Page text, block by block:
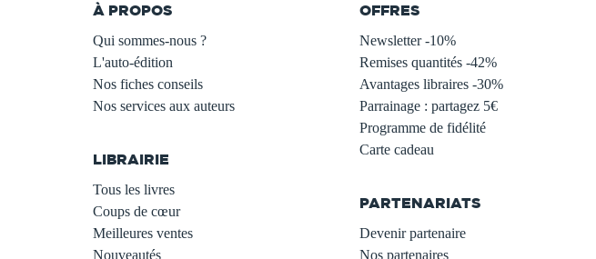
À PROPOS
Qui sommes-nous ?
L'auto-édition
Nos fiches conseils
Nos services aux auteurs
LIBRAIRIE
Tous les livres
Coups de cœur
Meilleures ventes
Nouveautés
OFFRES
Newsletter -10%
Remises quantités -42%
Avantages libraires -30%
Parrainage : partagez 5€
Programme de fidélité
Carte cadeau
PARTENARIATS
Devenir partenaire
Nos partenaires